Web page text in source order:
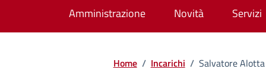
Amministrazione Novità Servizi
Home / Incarichi / Salvatore